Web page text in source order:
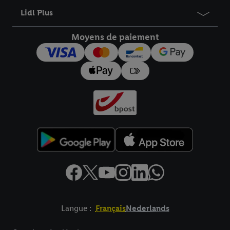
Lidl Plus
Moyens de paiement
Langue : FrançaisNederlands